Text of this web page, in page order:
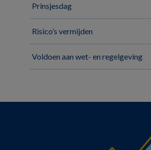
Prinsjesdag
Risico’s vermijden
Voldoen aan wet- en regelgeving